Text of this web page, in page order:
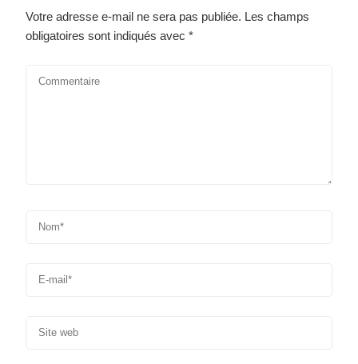
Votre adresse e-mail ne sera pas publiée. Les champs
obligatoires sont indiqués avec *